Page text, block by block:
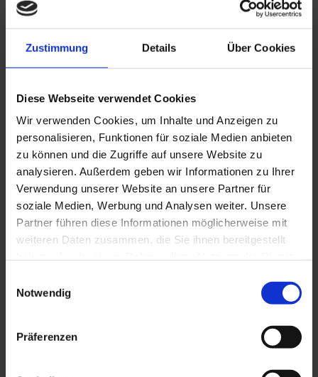
Zustimmung Details Über Cookies
Diese Webseite verwendet Cookies
Wir verwenden Cookies, um Inhalte und Anzeigen zu
personalisieren, Funktionen für soziale Medien anbieten
zu können und die Zugriffe auf unsere Website zu
analysieren. Außerdem geben wir Informationen zu Ihrer
Verwendung unserer Website an unsere Partner für
soziale Medien, Werbung und Analysen weiter. Unsere
Partner führen diese Informationen möglicherweise mit
weiteren Daten zusammen, die Sie ihnen bereitgestellt
Cookies, wenn Sie unsere Webseite weiterhin nutzen.
Notwendig
Präferenzen
TK 45/42/3